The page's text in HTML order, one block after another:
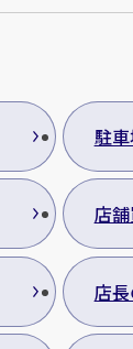
駐
店
店